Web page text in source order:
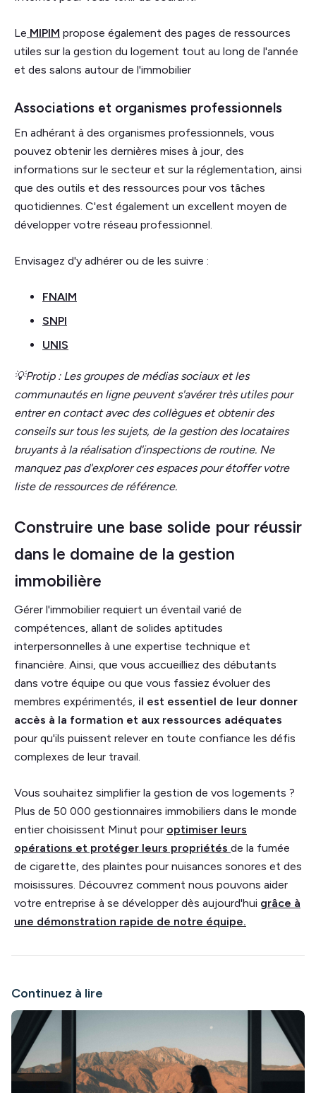
Le MIPIM propose également des pages de ressources
utiles sur la gestion du logement tout au long de l'année
et des salons autour de l'immobilier
Associations et organismes professionnels
En adhérant à des organismes professionnels, vous
pouvez obtenir les dernières mises à jour, des
informations sur le secteur et sur la réglementation, ainsi
que des outils et des ressources pour vos tâches
quotidiennes. C'est également un excellent moyen de
développer votre réseau professionnel.
Envisagez d'y adhérer ou de les suivre :
FNAIM
SNPI
UNIS
💡Protip : Les groupes de médias sociaux et les
communautés en ligne peuvent s'avérer très utiles pour
entrer en contact avec des collègues et obtenir des
conseils sur tous les sujets, de la gestion des locataires
bruyants à la réalisation d'inspections de routine. Ne
manquez pas d'explorer ces espaces pour étoffer votre
liste de ressources de référence.
Construire une base solide pour réussir
dans le domaine de la gestion
immobilière
Gérer l'immobilier requiert un éventail varié de
compétences, allant de solides aptitudes
interpersonnelles à une expertise technique et
financière. Ainsi, que vous accueilliez des débutants
dans votre équipe ou que vous fassiez évoluer des
membres expérimentés, il est essentiel de leur donner
accès à la formation et aux ressources adéquates
pour qu'ils puissent relever en toute confiance les défis
complexes de leur travail.
Vous souhaitez simplifier la gestion de vos logements ?
Plus de 50 000 gestionnaires immobiliers dans le monde
entier choisissent Minut pour optimiser leurs
opérations et protéger leurs propriétés de la fumée
de cigarette, des plaintes pour nuisances sonores et des
moisissures. Découvrez comment nous pouvons aider
votre entreprise à se développer dès aujourd'hui grâce à
une démonstration rapide de notre équipe.
Continuez à lire